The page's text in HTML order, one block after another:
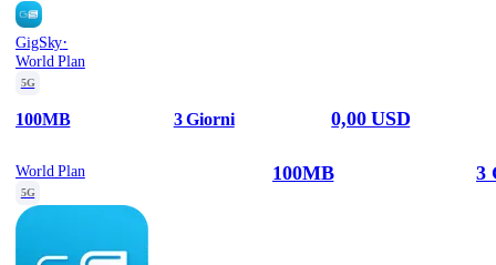
GigSky·
World Plan
5G
100MB 3 Giorni 0,00 USD
World Plan
5G
100MB 3